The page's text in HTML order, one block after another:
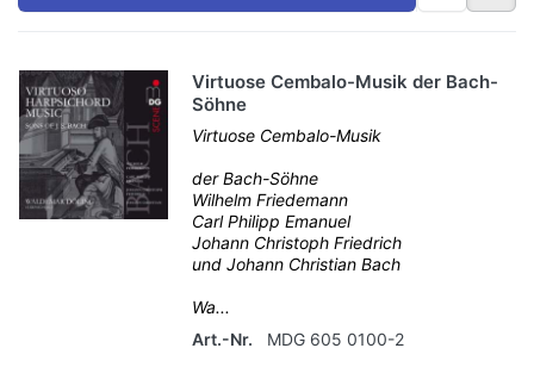
Virtuose Cembalo-Musik der Bach-
Söhne
Virtuose Cembalo-Musik
der Bach-Söhne
Wilhelm Friedemann
Carl Philipp Emanuel
Johann Christoph Friedrich
und Johann Christian Bach
Wa...
Art.-Nr.
MDG 605 0100-2